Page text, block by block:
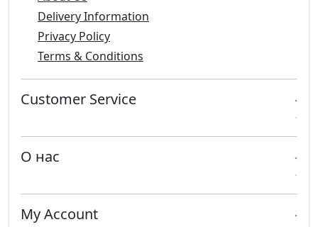
Delivery Information
Privacy Policy
Terms & Conditions
Customer Service
О нас
My Account